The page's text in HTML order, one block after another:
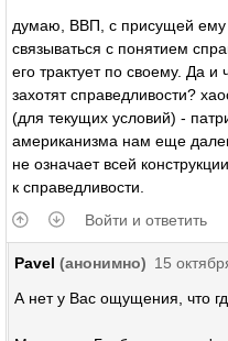
думаю, ВВП, с присущей ему
связываться с понятием
его трактует по своему. Да и
захотят справедливости?
(для текущих условий) -
американизма нам еще
не означает всей
к справедливости.
Войти и ответить
Pavel (анонимно) 15
А нет у Вас ощущения, что